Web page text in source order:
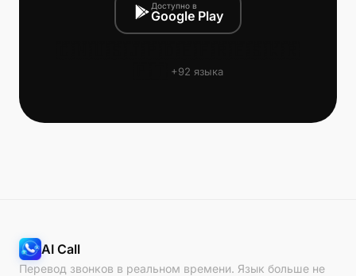
Доступно в
Google Play
+92 языка
AI Call
Перевод звонков в реальном времени. Язык больше не